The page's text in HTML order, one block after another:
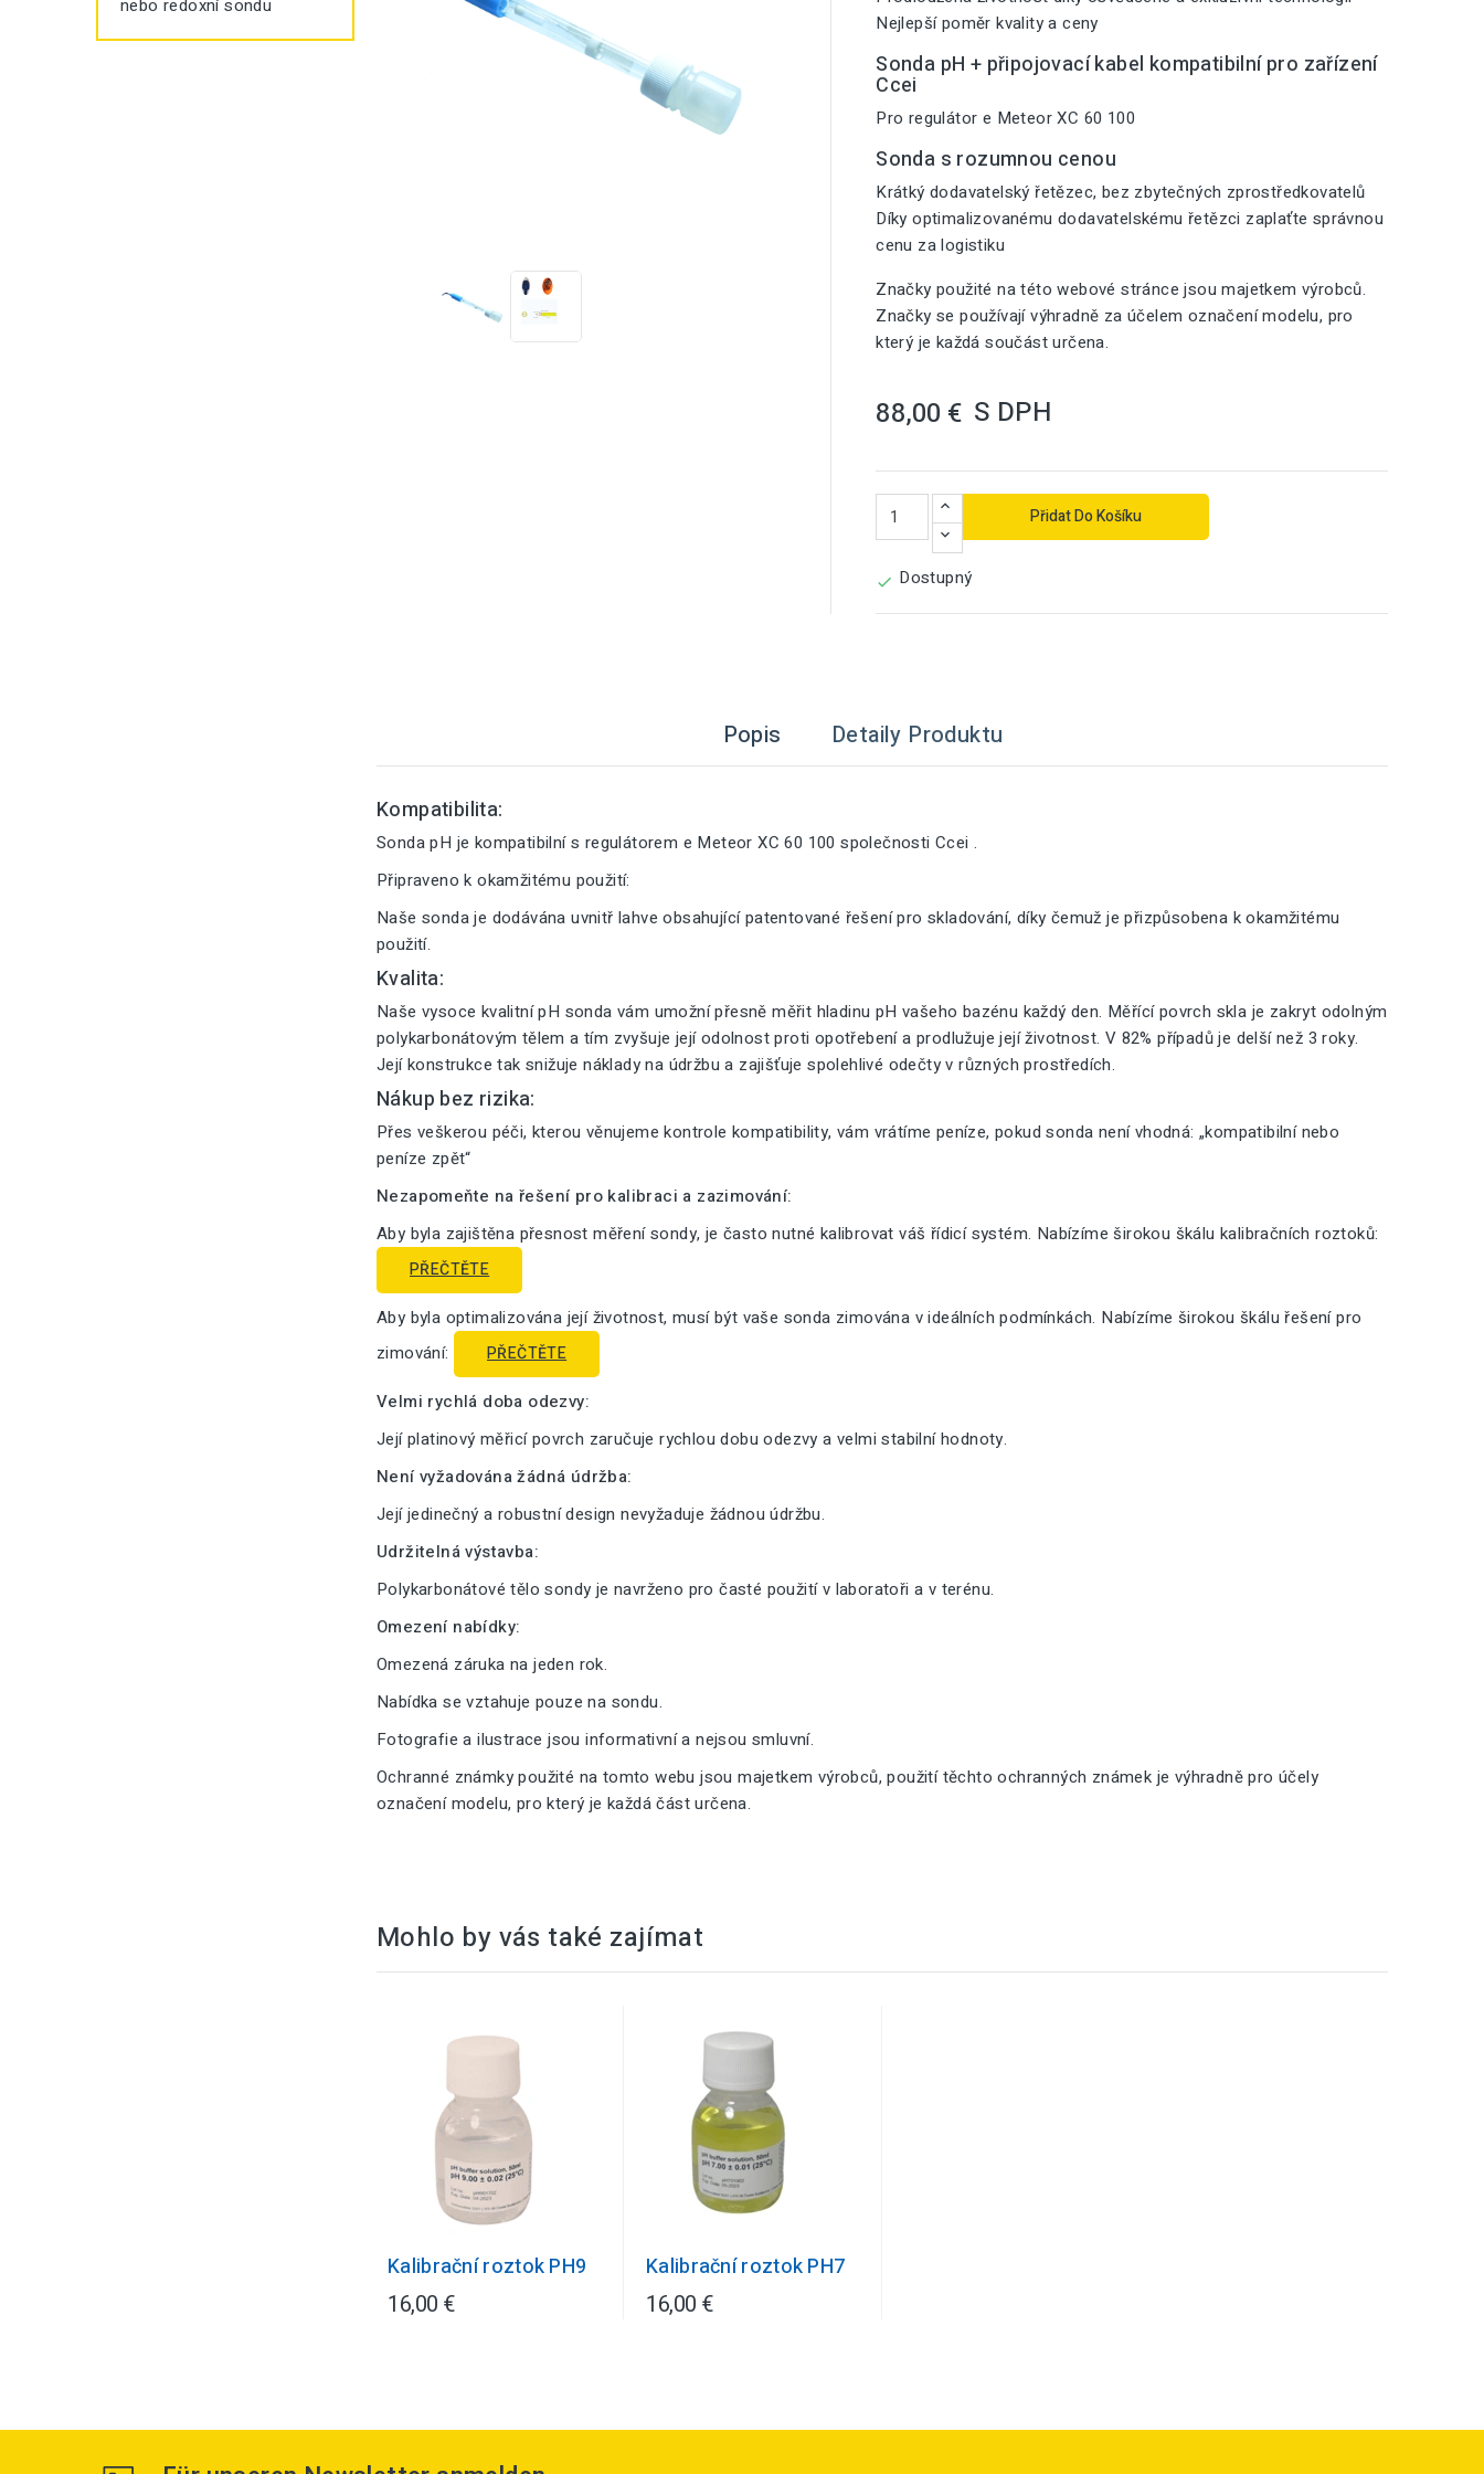
nebo redoxní sondu
Nejlepší poměr kvality a ceny
Sonda pH + připojovací kabel kompatibilní pro zařízení
Ccei
Pro regulátor e Meteor XC 60 100
Sonda s rozumnou cenou
Krátký dodavatelský řetězec, bez zbytečných zprostředkovatelů
Díky optimalizovanému dodavatelskému řetězci zaplaťte správnou
cenu za logistiku
Značky použité na této webové stránce jsou majetkem výrobců.
Značky se používají výhradně za účelem označení modelu, pro
který je každá součást určena.
88,00 € S DPH
Přidat Do Košíku
 Dostupný
Popis Detaily Produktu
Kompatibilita:
Sonda pH je kompatibilní s regulátorem e Meteor XC 60 100 společnosti Ccei .
Připraveno k okamžitému použití:
Naše sonda je dodávána uvnitř lahve obsahující patentované řešení pro skladování, díky čemuž je přizpůsobena k okamžitému
použití.
Kvalita:
Naše vysoce kvalitní pH sonda vám umožní přesně měřit hladinu pH vašeho bazénu každý den. Měřící povrch skla je zakryt odolným
polykarbonátovým tělem a tím zvyšuje její odolnost proti opotřebení a prodlužuje její životnost. V 82% případů je delší než 3 roky.
Její konstrukce tak snižuje náklady na údržbu a zajišťuje spolehlivé odečty v různých prostředích.
Nákup bez rizika:
Přes veškerou péči, kterou věnujeme kontrole kompatibility, vám vrátíme peníze, pokud sonda není vhodná: „kompatibilní nebo
peníze zpět“
Nezapomeňte na řešení pro kalibraci a zazimování:
Aby byla zajištěna přesnost měření sondy, je často nutné kalibrovat váš řídicí systém. Nabízíme širokou škálu kalibračních roztoků:
PŘEČTĚTE
Aby byla optimalizována její životnost, musí být vaše sonda zimována v ideálních podmínkách. Nabízíme širokou škálu řešení pro
zimování:
PŘEČTĚTE
Velmi rychlá doba odezvy:
Její platinový měřicí povrch zaručuje rychlou dobu odezvy a velmi stabilní hodnoty.
Není vyžadována žádná údržba:
Její jedinečný a robustní design nevyžaduje žádnou údržbu.
Udržitelná výstavba:
Polykarbonátové tělo sondy je navrženo pro časté použití v laboratoři a v terénu.
Omezení nabídky:
Omezená záruka na jeden rok.
Nabídka se vztahuje pouze na sondu.
Fotografie a ilustrace jsou informativní a nejsou smluvní.
Ochranné známky použité na tomto webu jsou majetkem výrobců, použití těchto ochranných známek je výhradně pro účely
označení modelu, pro který je každá část určena.
Mohlo by vás také zajímat
Kalibrační roztok PH9
16,00 €
Kalibrační roztok PH7
16,00 €